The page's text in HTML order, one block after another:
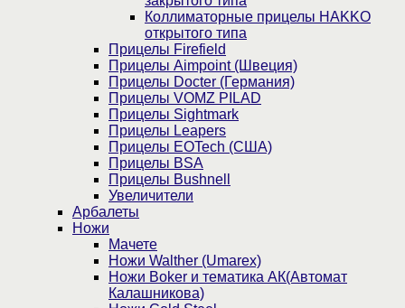
Коллиматорные прицелы HAKKO
открытого типа
Прицелы Firefield
Прицелы Aimpoint (Швеция)
Прицелы Docter (Германия)
Прицелы VOMZ PILAD
Прицелы Sightmark
Прицелы Leapers
Прицелы EOTech (США)
Прицелы BSA
Прицелы Bushnell
Увеличители
Арбалеты
Ножи
Мачете
Ножи Walther (Umarex)
Ножи Boker и тематика АК(Автомат
Калашникова)